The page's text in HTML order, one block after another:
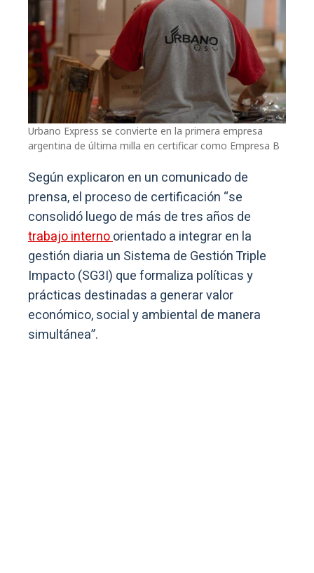
Urbano Express se convierte en la primera empresa
argentina de última milla en certificar como Empresa B
Según explicaron en un comunicado de
prensa, el proceso de certificación “se
consolidó luego de más de tres años de
trabajo internoorientado a integrar en la
gestión diaria un Sistema de Gestión Triple
Impacto (SG3I) que formaliza políticas y
prácticas destinadas a generar valor
económico, social y ambiental de manera
simultánea”.